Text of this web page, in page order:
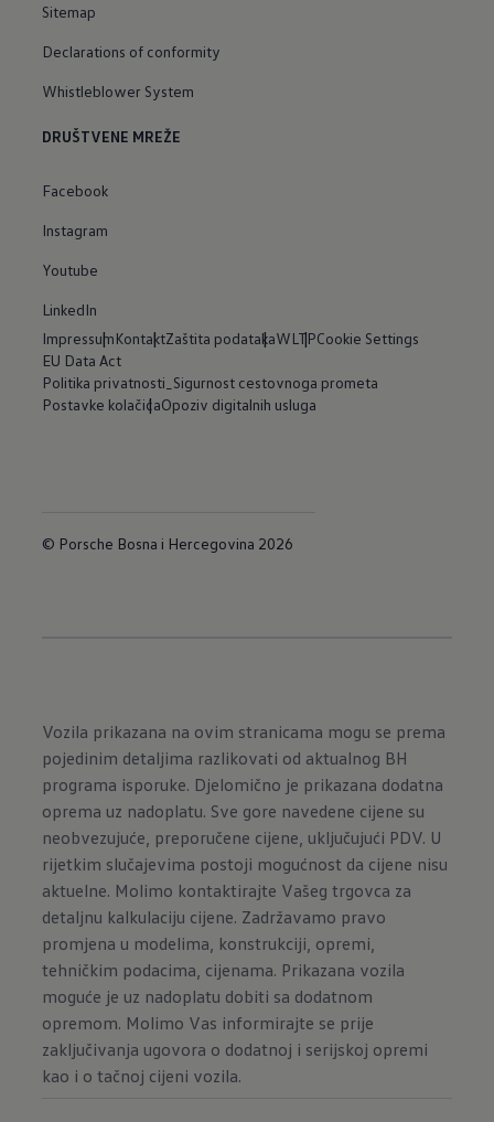
Sitemap
Declarations of conformity
Whistleblower System
DRUŠTVENE MREŽE
Facebook
Instagram
Youtube
LinkedIn
ImpressumKontaktZaštita podatakaWLTPCookie Settings
EU Data Act
Politika privatnosti_Sigurnost cestovnoga prometa
Postavke kolačićaOpoziv digitalnih usluga
© Porsche Bosna i Hercegovina 2026
Vozila prikazana na ovim stranicama mogu se prema
pojedinim detaljima razlikovati od aktualnog BH
programa isporuke. Djelomično je prikazana dodatna
oprema uz nadoplatu. Sve gore navedene cijene su
neobvezujuće, preporučene cijene, uključujući PDV. U
rijetkim slučajevima postoji mogućnost da cijene nisu
aktuelne. Molimo kontaktirajte Vašeg trgovca za
detaljnu kalkulaciju cijene. Zadržavamo pravo
promjena u modelima, konstrukciji, opremi,
tehničkim podacima, cijenama. Prikazana vozila
moguće je uz nadoplatu dobiti sa dodatnom
opremom. Molimo Vas informirajte se prije
zaključivanja ugovora o dodatnoj i serijskoj opremi
kao i o tačnoj cijeni vozila.